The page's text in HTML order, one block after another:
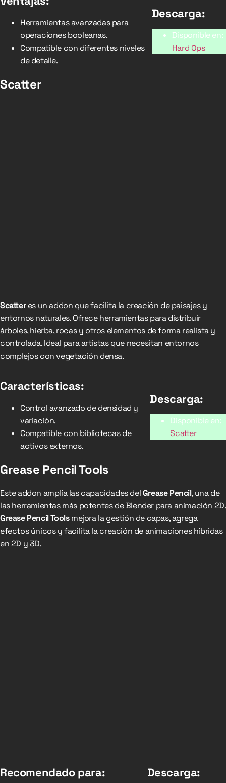
Herramientas avanzadas para
operaciones booleanas.
Compatible con diferentes niveles
de detalle.
Descarga:
Disponible en:
Hard Ops
Scatter
Scatteres un addon que facilita la creación de paisajes y
entornos naturales. Ofrece herramientas para distribuir
árboles, hierba, rocas y otros elementos de forma realista y
controlada. Ideal para artistas que necesitan entornos
complejos con vegetación densa.
Características:
Control avanzado de densidad y
variación.
Compatible con bibliotecas de
activos externos.
Descarga:
Disponible en:
Scatter
Grease Pencil Tools
Este addon amplía las capacidades delGrease Pencil, una de
las herramientas más potentes de Blender para animación 2D.
Grease Pencil Toolsmejora la gestión de capas, agrega
efectos únicos y facilita la creación de animaciones híbridas
en 2D y 3D.
Recomendado para: Descarga: